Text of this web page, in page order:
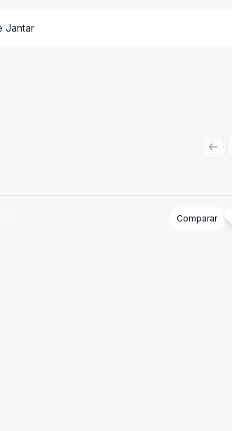
Jantar
Comparar